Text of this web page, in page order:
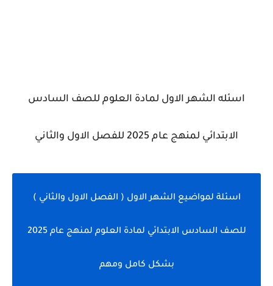
اسئله الشهر الاول لمادة العلوم للصف السادس
الابتدائي لمنهج عام 2025 للفصل الاول والثاني
اسئلة لمواضيع الشهر الاول ( الفصل الاول والثاني )
للصف السادس الابتدائي لمادة العلوم لمنهج عام 2025
بشكل كامل ومهم